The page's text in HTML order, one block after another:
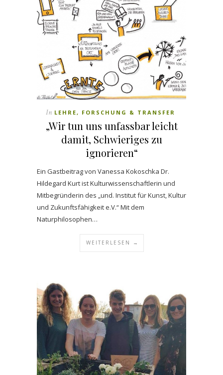
In LEHRE, FORSCHUNG & TRANSFER
„Wir tun uns unfassbar leicht
damit, Schwieriges zu
ignorieren“
Ein Gastbeitrag von Vanessa Kokoschka Dr.
Hildegard Kurt ist Kulturwissenschaftlerin und
Mitbegründerin des „und. Institut für Kunst, Kultur
und Zukunftsfähigkeit e.V.“ Mit dem
Naturphilosophen…
WEITERLESEN →